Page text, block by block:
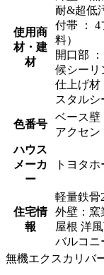
使用商
材・建
材
耐&超低
付帯 ：
料）
開口部
候シーリ
仕上げ材
スタル
色番号
ベース壁
アクセン
ハウス
メーカ
ー
トヨタホ
住宅情
報
軽量鉄骨
外壁：窯
屋根 洋
バルコニ
無機エクスカリバ